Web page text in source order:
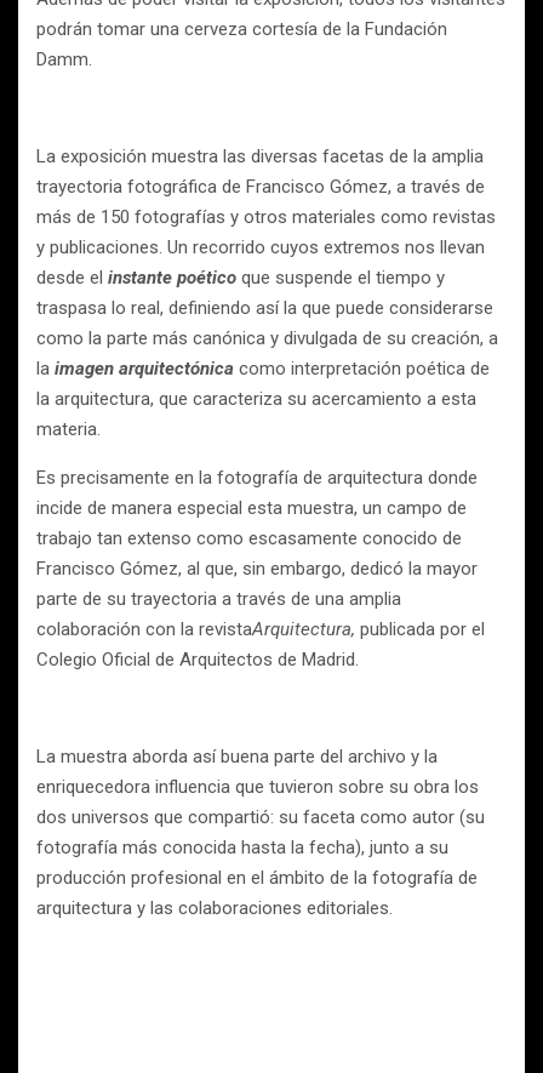
podrán tomar una cerveza cortesía de la Fundación
Damm.
La exposición muestra las diversas facetas de la amplia
trayectoria fotográfica de Francisco Gómez, a través de
más de 150 fotografías y otros materiales como revistas
y publicaciones. Un recorrido cuyos extremos nos llevan
desde el instante poético que suspende el tiempo y
traspasa lo real, definiendo así la que puede considerarse
como la parte más canónica y divulgada de su creación, a
la imagen arquitectónica como interpretación poética de
la arquitectura, que caracteriza su acercamiento a esta
materia.
Es precisamente en la fotografía de arquitectura donde
incide de manera especial esta muestra, un campo de
trabajo tan extenso como escasamente conocido de
Francisco Gómez, al que, sin embargo, dedicó la mayor
parte de su trayectoria a través de una amplia
colaboración con la revistaArquitectura, publicada por el
Colegio Oficial de Arquitectos de Madrid.
La muestra aborda así buena parte del archivo y la
enriquecedora influencia que tuvieron sobre su obra los
dos universos que compartió: su faceta como autor (su
fotografía más conocida hasta la fecha), junto a su
producción profesional en el ámbito de la fotografía de
arquitectura y las colaboraciones editoriales.